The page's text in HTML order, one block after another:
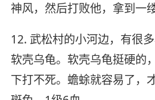
神风，然后打败他，拿到一
12. 武松村的小河边，有很
软壳乌龟。软壳乌龟挺硬的
下打不死。蟾蜍就容易了，